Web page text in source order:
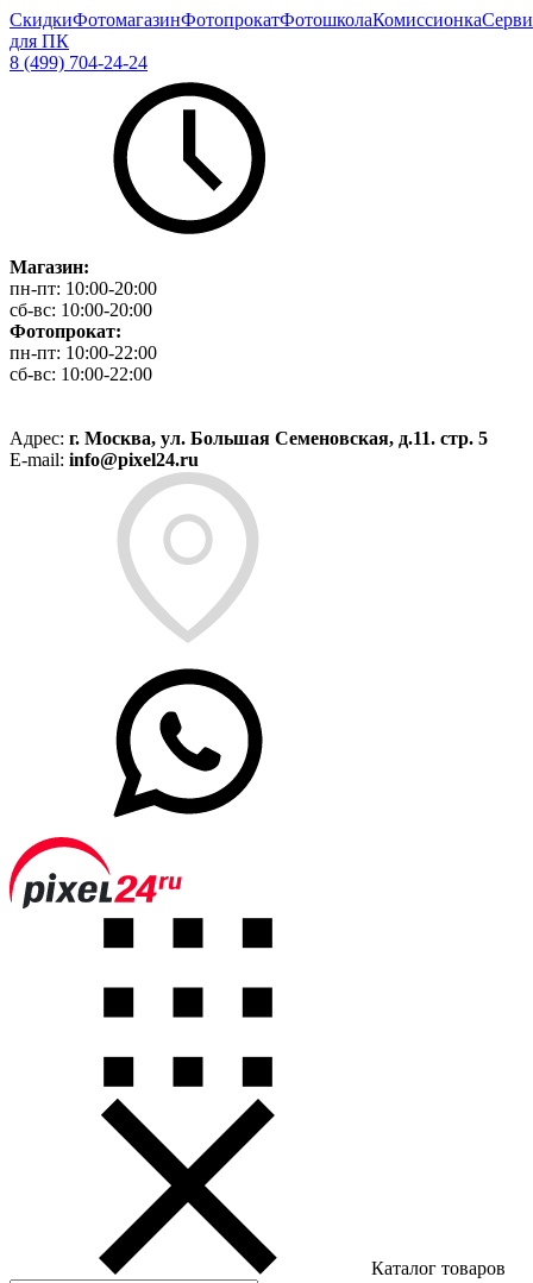
СкидкиФотомагазинФотопрокатФотошколаКомиссионка
для ПК
8 (499) 704-24-24
Магазин:
пн-пт: 10:00-20:00
сб-вс: 10:00-20:00
Фотопрокат:
пн-пт: 10:00-22:00
сб-вс: 10:00-22:00
Адрес: г. Москва, ул. Большая Семеновская, д.11. стр. 5
E-mail: info@pixel24.ru
Каталог товаров